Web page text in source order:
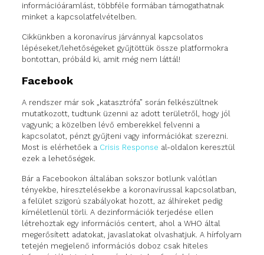
információáramlást, többféle formában támogathatnak
minket a kapcsolatfelvételben.
Cikkünkben a koronavírus járvánnyal kapcsolatos
lépéseket/lehetőségeket gyűjtöttük össze platformokra
bontottan, próbáld ki, amit még nem láttál!
Facebook
A rendszer már sok „katasztrófa” során felkészültnek
mutatkozott, tudtunk üzenni az adott területről, hogy jól
vagyunk; a közelben lévő emberekkel felvenni a
kapcsolatot, pénzt gyűjteni vagy információkat szerezni.
Most is elérhetőek a Crisis Response al-oldalon keresztül
ezek a lehetőségek.
Bár a Facebookon általában sokszor botlunk valótlan
tényekbe, híresztelésekbe a koronavírussal kapcsolatban,
a felület szigorú szabályokat hozott, az álhíreket pedig
kíméletlenül törli. A dezinformációk terjedése ellen
létrehoztak egy információs centert, ahol a WHO által
megerősített adatokat, javaslatokat olvashatjuk. A hírfolyam
tetején megjelenő információs doboz csak hiteles